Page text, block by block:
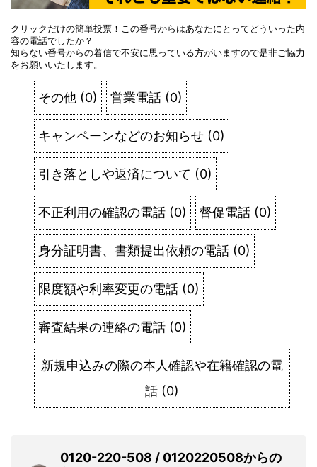
クリックだけの簡単投票！この番号からはあなたにとってどういった内
容の電話でしたか？
知らない番号からの着信で不安に思っている方がいますので是非ご協力
をお願いいたします。
その他 (0) 営業電話 (0)
キャンペーンなどのお知らせ (0)
引き落としや返済について (0)
不正利用の確認の電話 (0) 督促電話 (0)
身分証明書、書類提出依頼の電話 (0)
限度額や利率変更の電話 (0)
審査結果の連絡の電話 (0)
新規申込みの際の本人確認や在籍確認の電
話 (0)
0120-220-508 / 0120220508からの